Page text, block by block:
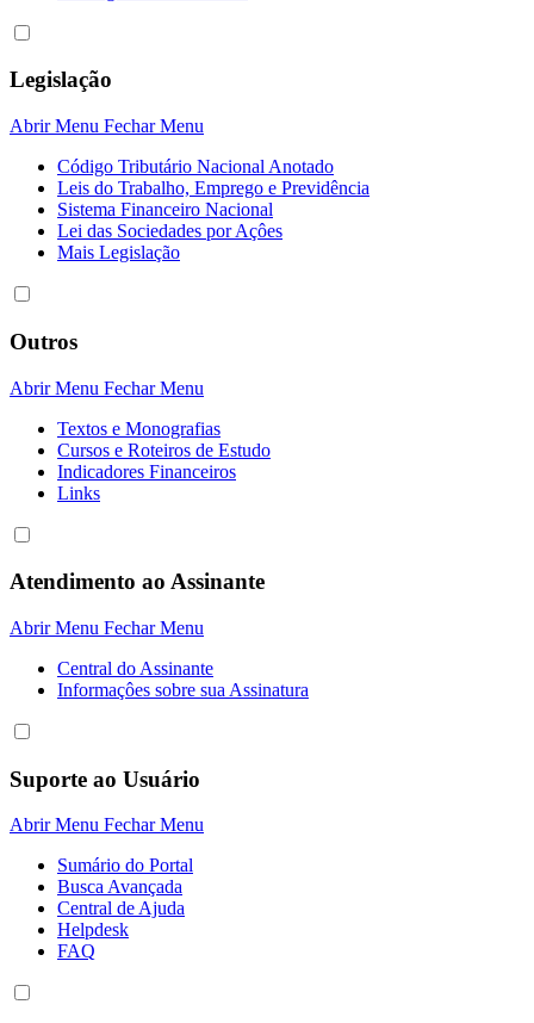
Legislação
Abrir Menu Fechar Menu
Código Tributário Nacional Anotado
Leis do Trabalho, Emprego e Previdência
Sistema Financeiro Nacional
Lei das Sociedades por Açôes
Mais Legislação
Outros
Abrir Menu Fechar Menu
Textos e Monografias
Cursos e Roteiros de Estudo
Indicadores Financeiros
Links
Atendimento ao Assinante
Abrir Menu Fechar Menu
Central do Assinante
Informaçôes sobre sua Assinatura
Suporte ao Usuário
Abrir Menu Fechar Menu
Sumário do Portal
Busca Avançada
Central de Ajuda
Helpdesk
FAQ